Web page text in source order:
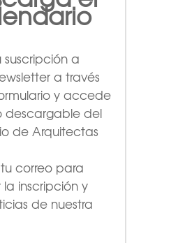
suscripción a
a través
y accede
descargable del
de Arquitectas
correo para
inscripción y
de nuestra